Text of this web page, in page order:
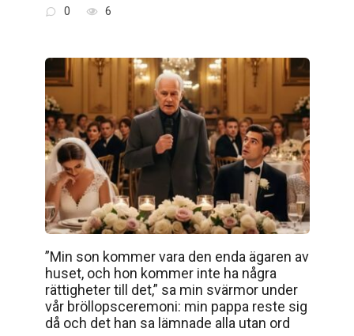
0 6
”Min son kommer vara den enda ägaren av
huset, och hon kommer inte ha några
rättigheter till det,” sa min svärmor under
vår bröllopsceremoni: min pappa reste sig
då och det han sa lämnade alla utan ord